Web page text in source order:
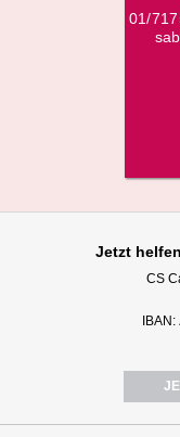
01/
Jetzt helfen
CS
IBAN: